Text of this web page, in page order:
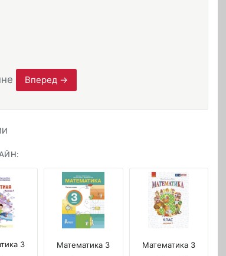
Вперед →
3
Математика 3
Математика 3